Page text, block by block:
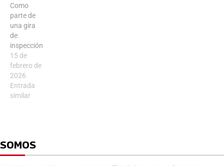
Como
parte de
una gira
de
inspección
y
promoción
de las
bellezas
naturales
Comandante
Luis Reyes
15 de
febrero de
2026
Entrada
similar
SOMOS